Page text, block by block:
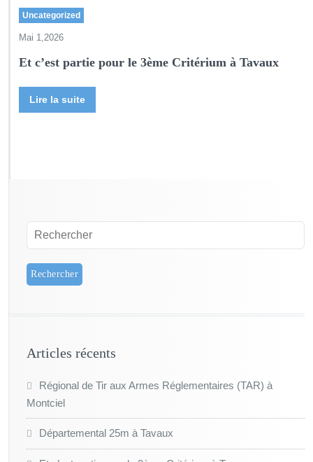
Uncategorized
Mai 1,2026
Et c’est partie pour le 3ème Critérium à Tavaux
Lire la suite
Articles récents
Régional de Tir aux Armes Réglementaires (TAR) à
Montciel
Départemental 25m à Tavaux